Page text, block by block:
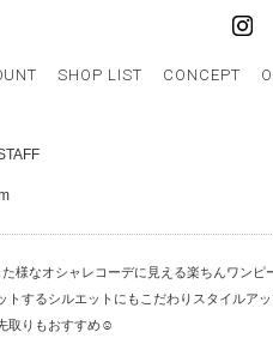
SHOP LIST CONCEPT
様なオシャレコーデに見える楽ちんワンピ
トするシルエットにもこだわりスタイルア
取りもおすすめ☺︎